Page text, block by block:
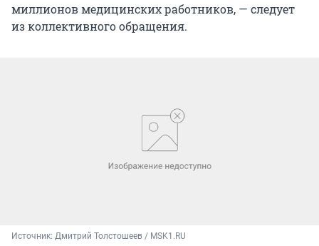
миллионов медицинских работников, — следует
из коллективного обращения.
Источник: Дмитрий Толстошеев / MSK1.RU